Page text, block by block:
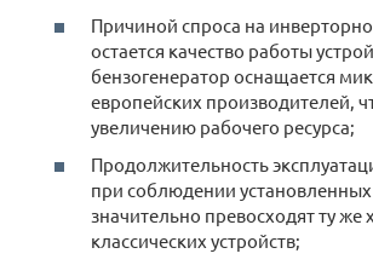
Причиной спроса на
остается качество работы
бензогенератор оснащается
европейских производителей,
увеличению рабочего ресурса;
Продолжительность
при соблюдении
значительно превосходят ту же
классических устройств;